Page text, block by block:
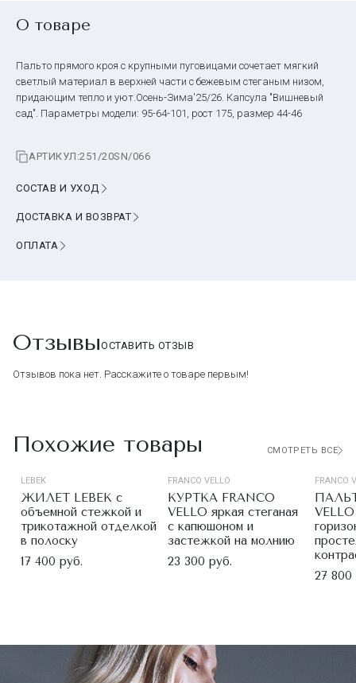
О товаре
Пальто прямого кроя с крупными пуговицами сочетает мягкий
светлый материал в верхней части с бежевым стеганым низом,
придающим тепло и уют.Осень-Зима'25/26. Капсула "Вишневый
сад". Параметры модели: 95-64-101, рост 175, размер 44-46
АРТИКУЛ:251/20SN/066
СОСТАВ И УХОД
ДОСТАВКА И ВОЗВРАТ
ОПЛАТА
ОтзывыОСТАВИТЬ ОТЗЫВ
Отзывов пока нет. Расскажите о товаре первым!
Похожие товары СМОТРЕТЬ ВСЕ
LEBEK
ЖИЛЕТ LEBEK с
объемной стежкой и
трикотажной отделкой
в полоску
17 400 руб.
FRANCO VELLO
КУРТКА FRANCO
VELLO яркая стеганая
с капюшоном и
застежкой на молнию
23 300 руб.
FRANCO
27 800